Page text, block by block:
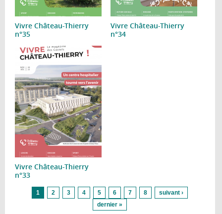
Vivre Château-Thierry
n°35
Vivre Château-Thierry
n°34
Vivre Château-Thierry
n°33
Pages
1 2 3 4 5 6 7 8
suivant ›
dernier »